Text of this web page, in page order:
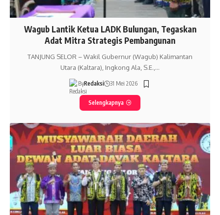
Wagub Lantik Ketua LADK Bulungan, Tegaskan
Adat Mitra Strategis Pembangunan
TANJUNG SELOR – Wakil Gubernur (Wagub) Kalimantan
Utara (Kaltara), Ingkong Ala, S.E.,…
ByRedaksi 31 Mei 2026
Selengkapnya